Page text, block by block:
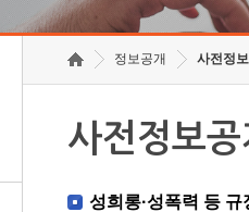
정보공개 사전정
사전정보공
성희롱·성폭력 등 규